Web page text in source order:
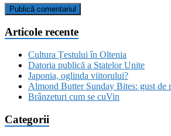
Articole recente
Cultura Țestului în Oltenia
Datoria publică a Statelor Unite
Japonia, oglinda viitorului?
Almond Butter Sunday Bites: gust de
Brânzeturi cum se cuVin
Categorii